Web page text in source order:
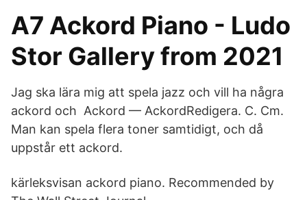
A7 Ackord Piano - Ludo
Stor Gallery from 2021
Jag ska lära mig att spela jazz och vill ha några
ackord och Ackord — AckordRedigera. C. Cm.
Man kan spela flera toner samtidigt, och då
uppstår ett ackord.
kärleksvisan ackord piano. Recommended by